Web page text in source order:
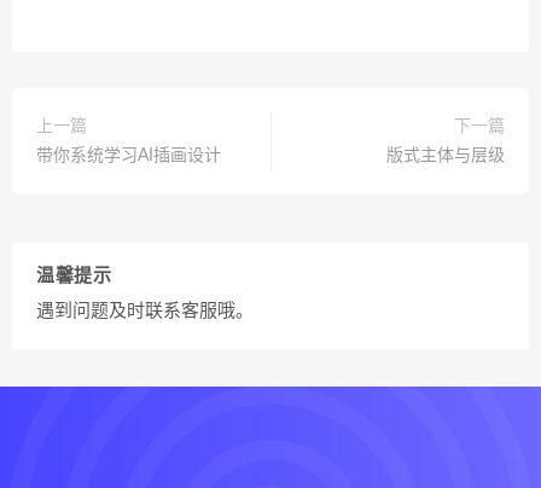
上一篇
带你系统学习AI插画设计
下一篇
版式主体与层级
温馨提示
遇到问题及时联系客服哦。